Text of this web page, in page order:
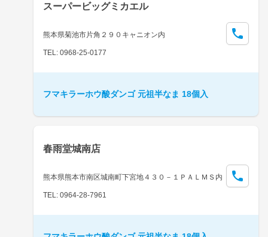
スーパービッグミカエル
熊本県菊池市片角２９０キャニオン内
TEL: 0968-25-0177
フマキラーホウ酸ダンゴ 元祖半なま 18個入
春雨堂城南店
熊本県熊本市南区城南町下宮地４３０－１ＰＡＬＭＳ内
TEL: 0964-28-7961